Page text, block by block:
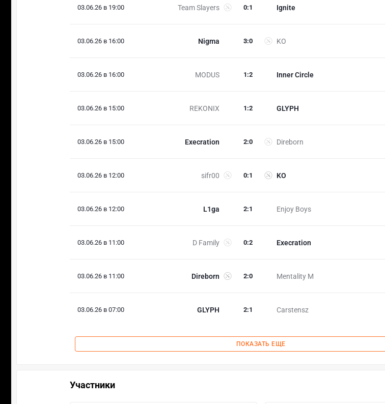
03.06.26 в 19:00 Team Slayers Ignite
0:1
03.06.26 в 16:00 Nigma KO
3:0
03.06.26 в 16:00 MODUS Inner Circle
1 :2
03.06.26 в 15:00 REKONIX GLYPH
1 :2
03.06.26 в 15:00 Execration Direborn
2:0
03.06.26 в 12:00 sifr00 KO
0:1
03.06.26 в 12:00 L1ga Enjoy Boys
2:1
03.06.26 в 11:00 D Family Execration
0:2
03.06.26 в 11:00 Direborn Mentality M
2:0
03.06.26 в 07:00 GLYPH Carstensz
2:1
ПОКАЗАТЬ ЕЩЕ
Участники